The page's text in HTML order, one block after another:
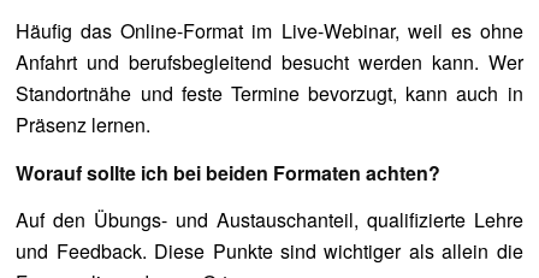
Häufig das Online-Format im Live-Webinar, weil es ohne
Anfahrt und berufsbegleitend besucht werden kann. Wer
Standortnähe und feste Termine bevorzugt, kann auch in
Präsenz lernen.
Worauf sollte ich bei beiden Formaten achten?
Auf den Übungs- und Austauschanteil, qualifizierte Lehre
und Feedback. Diese Punkte sind wichtiger als allein die